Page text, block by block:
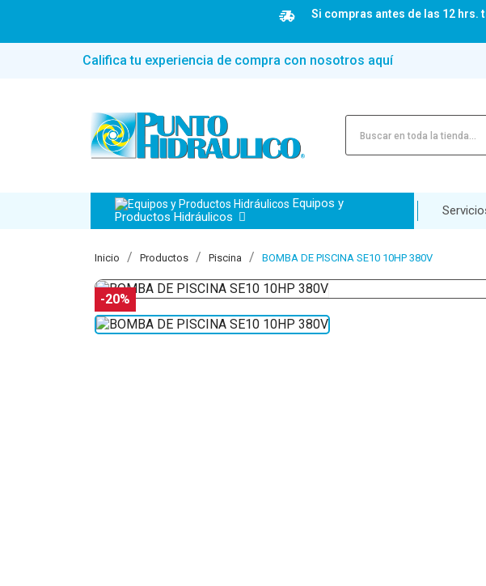
Si compras antes de las 12
Califica tu experiencia de compra con nosotros aquí
Equipos y
Productos Hidráulicos
Inicio Productos Piscina BOMBA DE PISCINA SE10 10HP 380V
-20%